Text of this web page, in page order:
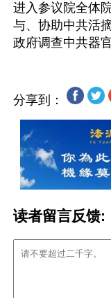
进入参议院全体
与、协助中共活
分享到：
读者留言反馈: